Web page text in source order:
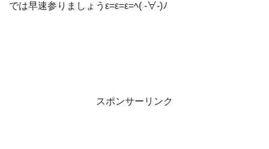
では早速参りましょうε=ε=ε=ﾍ( -∀-)ﾉ
スポンサーリンク